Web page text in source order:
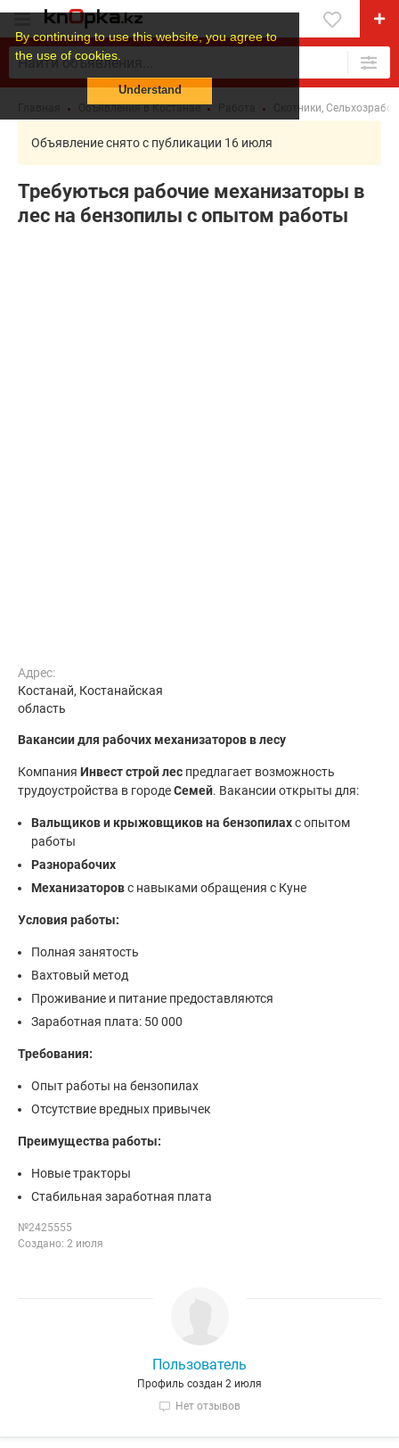
By continuing to use this website, you agree to
the use of cookies.
Understand
Объявления в Костанае Скотники,
Объявление снято с публикации 16 июля
Требуються рабочие механизаторы в
лес на бензопилы с опытом работы
Адрес:
Костанай, Костанайская
область
Вакансии для рабочих механизаторов в лесу
Компания Инвест строй лес предлагает возможность
трудоустройства в городеСемей. Вакансии открыты для:
Вальщиков и крыжовщиков на бензопилахс опытом
работы
Разнорабочих
Механизаторовс навыками обращения с Куне
Условия работы:
Полная занятость
Вахтовый метод
Проживание и питание предоставляются
Заработная плата: 50 000
Требования:
Опыт работы на бензопилах
Отсутствие вредных привычек
Преимущества работы:
Новые тракторы
Стабильная заработная плата
№2425555
Создано: 2 июля
Пользователь
Профиль создан 2 июля
Нет отзывов